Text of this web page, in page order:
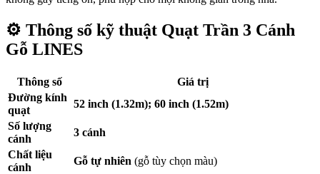
⚙️ Thông số kỹ thuật Quạt Trần 3 Cánh
Gỗ LINES
Thông số
Giá trị
Đường kính
quạt
52 inch (1.32m); 60 inch (1.52m)
Số lượng
cánh
3 cánh
Chất liệu
cánh
Gỗ tự nhiên (gỗ tùy chọn màu)